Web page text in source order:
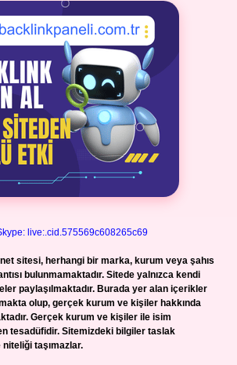
live:.cid.575569c608265c69
sitesi, herhangi bir marka, kurum veya şahıs
bulunmamaktadır. Sitede yalnızca kendi
paylaşılmaktadır. Burada yer alan içerikler
olup, gerçek kurum ve kişiler hakkında
Gerçek kurum ve kişiler ile isim
tesadüfidir. Sitemizdeki bilgiler taslak
taşımazlar.